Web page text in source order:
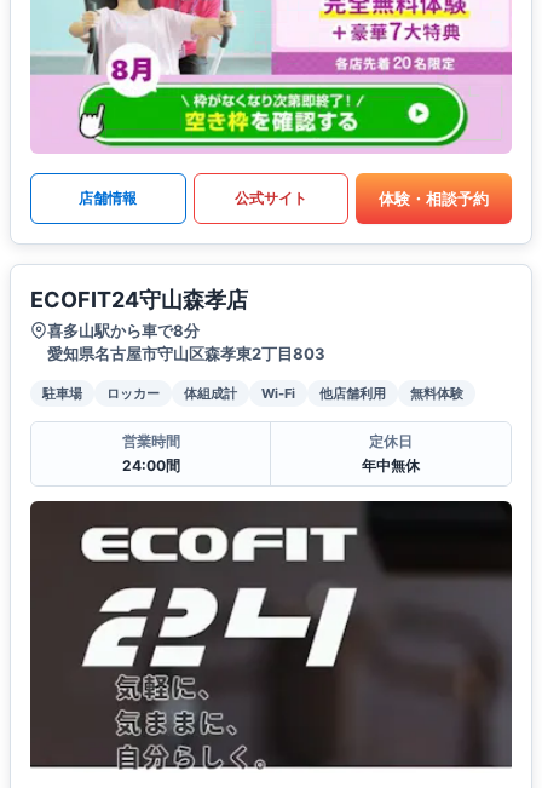
店舗情報 公式サイト 体験・相談予約
ECOFIT24守山森孝店
喜多山駅から車で8分
愛知県名古屋市守山区森孝東2丁目803
駐車場 ロッカー 体組成計 Wi-Fi 他店舗利用 無料体験
営業時間
24:00間
定休日
年中無休